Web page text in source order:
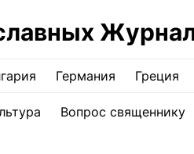
Германия Греция
Вопрос священнику